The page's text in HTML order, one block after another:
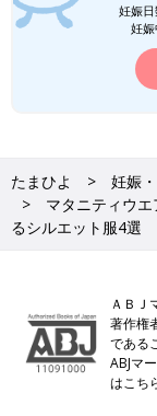
妊娠
妊
たまひよ 妊娠
マタニティウエ
るシルエット服4選
ＡＢＪ
著作権
である
ABJマ
はこ